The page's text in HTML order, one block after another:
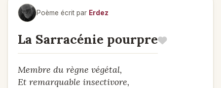
Poème écrit par Erdez
La Sarracénie pourpre
Membre du règne végétal,
Et remarquable insectivore,